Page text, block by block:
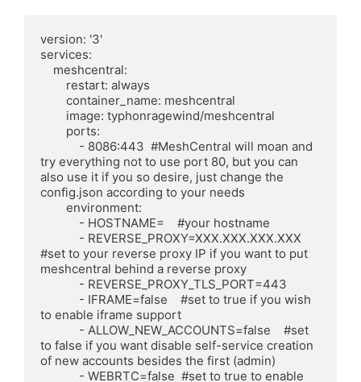
version: '3'
services:
try everything not to use port 80, but you can
also use it if you so desire, just change the
config.json according to your needs
#set to your reverse proxy IP if you want to put
meshcentral behind a reverse proxy
to enable iframe support
to false if you want disable self-service creation
of new accounts besides the first (admin)